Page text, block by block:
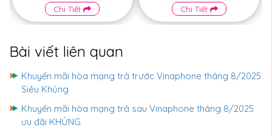
Chi Tiết Chi Tiết
Bài viết liên quan
Khuyến mãi hòa mạng trả trước Vinaphone tháng 8/2025
Siêu Khủng
Khuyến mãi hòa mạng trả sau Vinaphone tháng 8/2025
ưu đãi KHỦNG